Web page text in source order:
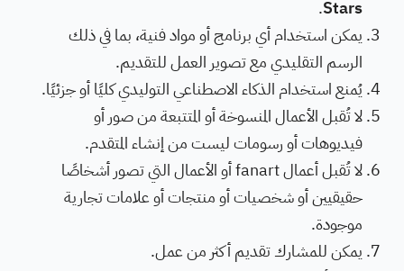
Stars
.
يمكن استخدام أي برنامج أو مواد فنية، بما في ذلك
الرسم التقليدي مع تصوير العمل للتقديم.
يُمنع استخدام الذكاء الاصطناعي التوليدي كليًا أو جزئيًا.
لا تُقبل الأعمال المنسوخة أو المتتبعة من صور أو
فيديوهات أو رسومات ليست من إنشاء المتقدم.
لا تُقبل أعمال fanart أو الأعمال التي تصور أشخاصًا
حقيقيين أو شخصيات أو منتجات أو علامات تجارية
موجودة.
يمكن للمشارك تقديم أكثر من عمل.